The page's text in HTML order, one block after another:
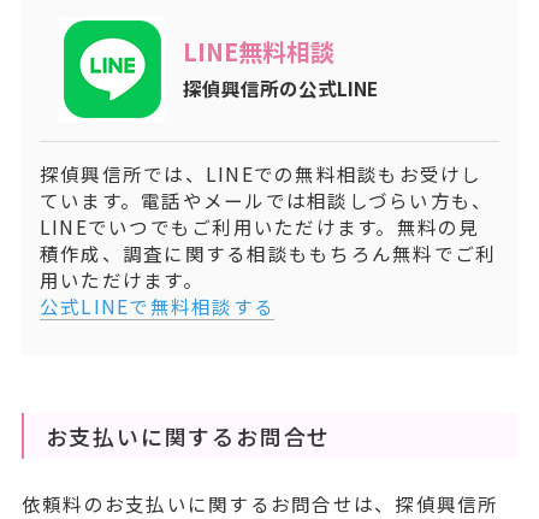
LINE無料相談
探偵興信所の公式LINE
探偵興信所では、LINEでの無料相談もお受けし
ています。電話やメールでは相談しづらい方も、
LINEでいつでもご利用いただけます。無料の見
積作成、調査に関する相談ももちろん無料でご利
用いただけます。
公式LINEで無料相談する
お支払いに関するお問合せ
依頼料のお支払いに関するお問合せは、探偵興信所